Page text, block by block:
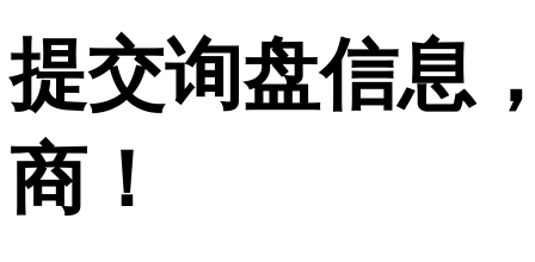
提交询盘信息
商！